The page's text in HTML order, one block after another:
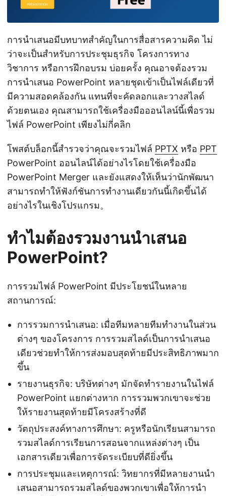
การนำเสนอมีบทบาทสำคัญในการสื่อสารความคิด ไม่
ว่าจะเป็นสำหรับการประชุมธุรกิจ โครงการทาง
วิชาการ หรือการฝึกอบรม บ่อยครั้ง คุณอาจต้องรวม
การนำเสนอ PowerPoint หลายชุดเข้าเป็นไฟล์เดียวที่
มีความสอดคล้องกัน แทนที่จะคัดลอกและวางสไลด์
ด้วยตนเอง คุณสามารถใช้เครื่องมือออนไลน์นี้เพื่อรวม
ไฟล์ PowerPoint เพียงไม่กี่คลิก
โพสต์บล็อกนี้สำรวจว่าคุณจะรวมไฟล์ PPTX หรือ PPT
PowerPoint ออนไลน์ได้อย่างไรโดยใช้เครื่องมือ
PowerPoint Merger และยังแสดงให้เห็นว่านักพัฒนา
สามารถทำให้ฟังก์ชันการทำงานเดียวกันนี้เกิดขึ้นได้
อย่างไรในเชิงโปรแกรม。
ทำไมต้องรวมงานนำเสนอ
PowerPoint?
การรวมไฟล์ PowerPoint มีประโยชน์ในหลาย
สถานการณ์:
การรวมการนำเสนอ: เมื่อทีมหลายทีมทำงานในส่วน
ต่างๆ ของโครงการ การรวมสไลด์เป็นการนำเสนอ
เดียวช่วยทำให้การส่งมอบสุดท้ายมีประสิทธิภาพมาก
ขึ้น
รายงานธุรกิจ: บริษัทต่างๆ มักจัดทำรายงานในไฟล์
PowerPoint แยกต่างหาก การรวมพวกเขาจะช่วย
ให้รายงานสุดท้ายมีโครงสร้างที่ดี
วัตถุประสงค์ทางการศึกษา: ครูหรือนักเรียนสามารถ
รวมสไลด์การเรียนการสอนจากแหล่งต่างๆ เป็น
เอกสารเดียวเพื่อการจัดระเบียบที่ดียิ่งขึ้น
การประชุมและเหตุการณ์: วิทยากรที่มีหลายงานนำ
เสนอสามารถรวมสไลด์ของพวกเขาเพื่อให้การนำ